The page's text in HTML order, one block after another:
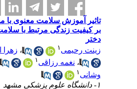
تاثیر آموزش سلامت معنوی با مشارکت
بر کیفیت زندگی مرتبط با سلامت در
زینت رحیمی
، زهرا امامی
نغمه رزاقی ،